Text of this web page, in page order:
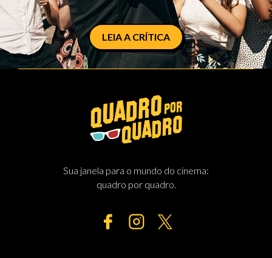
LEIA A CRÍTICA
Sua janela para o mundo do cinema:
quadro por quadro.